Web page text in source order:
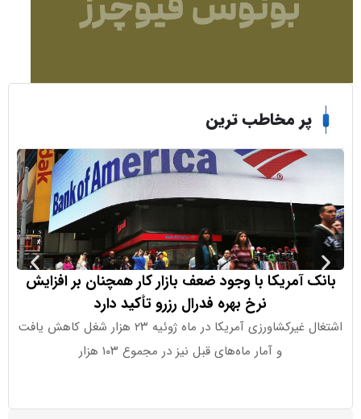
پر مخاطب ترین
آمریکا با وجود ضعف بازار کار همچنان بر افزایش
نرخ بهره فدرال رزرو تأکید دارد
اشتغال غیرکشاورزی آمریکا در ماه ژوئیه ۲۳ هزار شغل کاهش یافت
و آمار ماه‌های قبل نیز در مجموع ۱۰۳ هزار
ای‌بی‌سی
به گزارش